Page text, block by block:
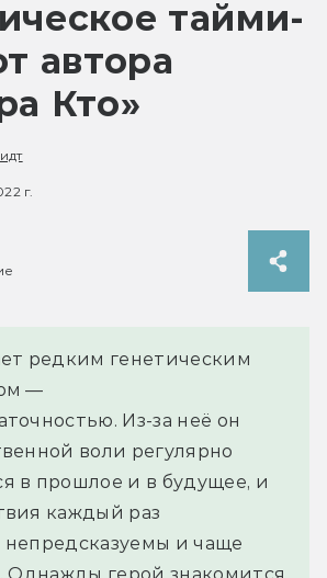
тайми-
автора
Кто»
г.
редким генетическим
—
Из-за неё он
воли регулярно
в прошлое и в будущее, и
каждый раз
и чаще
Однажды герой знакомится